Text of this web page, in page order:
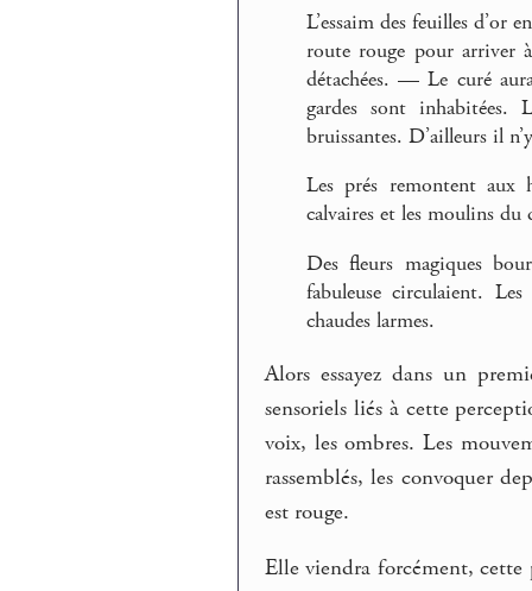
L’essaim des feuilles
route rouge pour arriver
détachées. — Le curé
gardes sont inhabitées.
bruissantes. D’ailleurs il
Les prés remontent aux
calvaires et les moulins du
Des fleurs magiques
fabuleuse circulaient.
chaudes larmes.
Alors essayez dans un
sensoriels liés à cette
voix, les ombres. Les
rassemblés, les convoquer
est rouge.
Elle viendra forcément, cette